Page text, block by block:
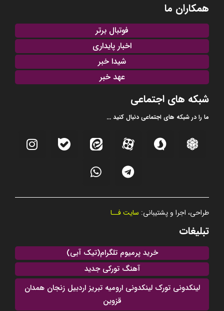
همکاران ما
فوتبال برتر
اخبار پایداری
شیدا خبر
عهد خبر
شبکه های اجتماعی
ما را در شبکه های اجتماعی دنبال کنید ...
طراحی، اجرا و پشتیبانی: سایت فــا
تبلیغات
خرید پرمیوم تلگرام(تیک آبی)
آهنگ تورکی جدید
لینکدونی تورک لینکدونی ارومیه تبریز اردبیل زنجان همدان
قزوین